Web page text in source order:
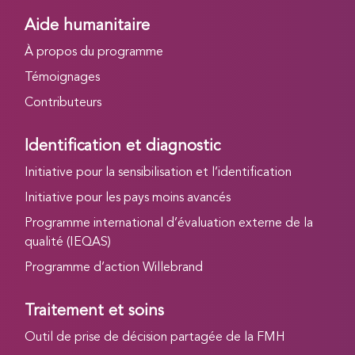
Aide humanitaire
À propos du programme
Témoignages
Contributeurs
Identification et diagnostic
Initiative pour la sensibilisation et l’identification
Initiative pour les pays moins avancés
Programme international d’évaluation externe de la
qualité (IEQAS)
Programme d’action Willebrand
Traitement et soins
Outil de prise de décision partagée de la FMH